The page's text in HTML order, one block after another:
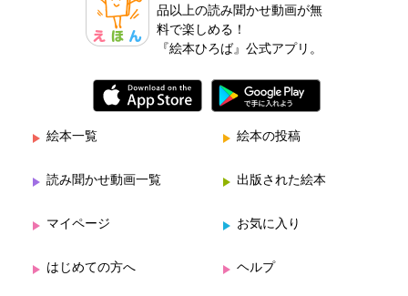
品以上の読み聞かせ動画が無
料で楽しめる！
『絵本ひろば』公式アプリ。
絵本一覧 絵本の投稿
読み聞かせ動画一覧 出版された絵本
マイページ お気に入り
はじめての方へ ヘルプ